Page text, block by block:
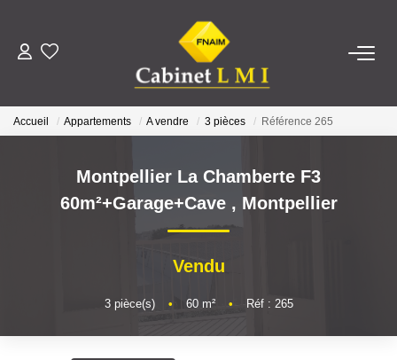
ACHETER
ESTIMER
NOTRE AGENCE
Accueil Appartements A vendre 3 pièces Référence 265
Montpellier La Chamberte F3
60m²+Garage+Cave , Montpellier
Vendu
3pièce(s) • 60m² • Réf : 265